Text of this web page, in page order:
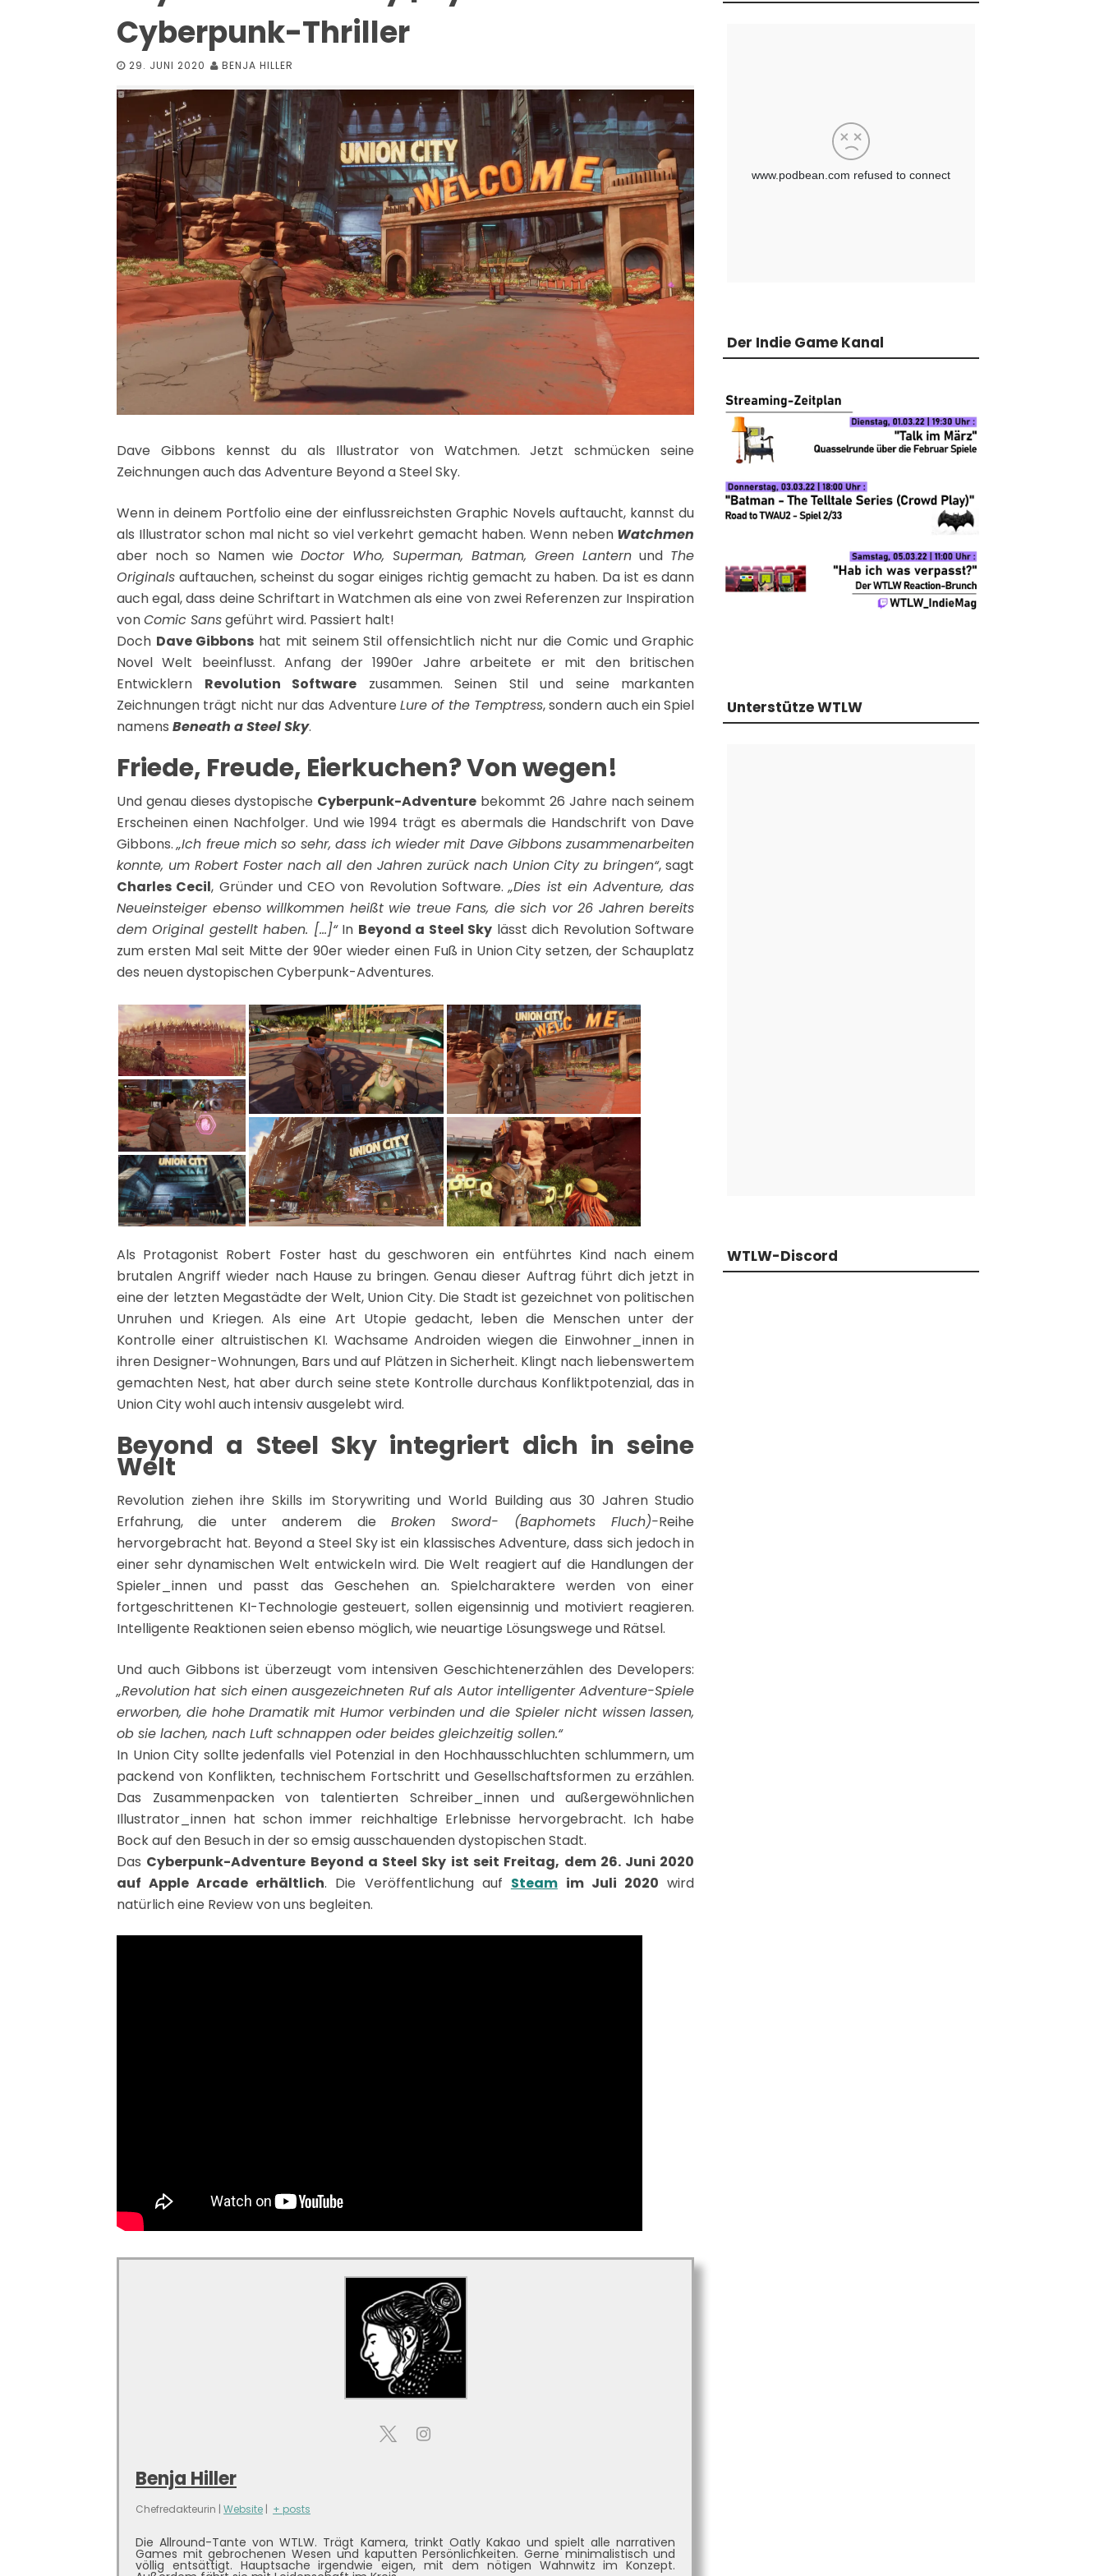
Cyberpunk-Thriller
29. JUNI 2020 BENJA HILLER
Dave Gibbons kennst du als Illustrator von Watchmen. Jetzt schmücken seine
Zeichnungen auch das Adventure Beyond a Steel Sky.
Wenn in deinem Portfolio eine der einflussreichsten Graphic Novels auftaucht, kannst du
als Illustrator schon mal nicht so viel verkehrt gemacht haben. Wenn neben Watchmen
aber noch so Namen wieDoctor Who, Superman, Batman, Green Lantern und The
Originals auftauchen, scheinst du sogar einiges richtig gemacht zu haben. Da ist es dann
auch egal, dass deine Schriftart in Watchmen als eine von zwei Referenzen zur Inspiration
vonComic Sansgeführt wird. Passiert halt!
Doch Dave Gibbons hat mit seinem Stil offensichtlich nicht nur die Comic und Graphic
Novel Welt beeinflusst. Anfang der 1990er Jahre arbeitete er mit den britischen
Entwicklern Revolution Software zusammen. Seinen Stil und seine markanten
Zeichnungen trägt nicht nur das Adventure Lure of the Temptress, sondern auch ein Spiel
namens Beneath a Steel Sky.
Friede, Freude, Eierkuchen? Von wegen!
Und genau dieses dystopische Cyberpunk-Adventure bekommt 26 Jahre nach seinem
Erscheinen einen Nachfolger. Und wie 1994 trägt es abermals die Handschrift von Dave
Gibbons.„Ich freue mich so sehr, dass ich wieder mit Dave Gibbons zusammenarbeiten
konnte, um Robert Foster nach all den Jahren zurück nach Union City zu bringen“, sagt
Charles Cecil, Gründer und CEO von Revolution Software.„Dies ist ein Adventure, das
Neueinsteiger ebenso willkommen heißt wie treue Fans, die sich vor 26 Jahren bereits
dem Original gestellt haben. […]“In Beyond a Steel Sky lässt dich Revolution Software
zum ersten Mal seit Mitte der 90er wieder einen Fuß in Union City setzen, der Schauplatz
des neuen dystopischen Cyberpunk-Adventures.
Als Protagonist Robert Foster hast du geschworen ein entführtes Kind nach einem
brutalen Angriff wieder nach Hause zu bringen. Genau dieser Auftrag führt dich jetzt in
eine der letzten Megastädte der Welt, Union City. Die Stadt ist gezeichnet von politischen
Unruhen und Kriegen. Als eine Art Utopie gedacht, leben die Menschen unter der
Kontrolle einer altruistischen KI. Wachsame Androiden wiegen die Einwohner_innen in
ihren Designer-Wohnungen, Bars und auf Plätzen in Sicherheit. Klingt nach liebenswertem
gemachten Nest, hat aber durch seine stete Kontrolle durchaus Konfliktpotenzial, das in
Union City wohl auch intensiv ausgelebt wird.
Beyond a Steel Sky integriert dich in seine
Welt
Revolution ziehen ihre Skills im Storywriting und World Building aus 30 Jahren Studio
Erfahrung, die unter anderem die Broken Sword- (Baphomets Fluch)-Reihe
hervorgebracht hat. Beyond a Steel Sky ist ein klassisches Adventure, dass sich jedoch in
einer sehr dynamischen Welt entwickeln wird. Die Welt reagiert auf die Handlungen der
Spieler_innen und passt das Geschehen an. Spielcharaktere werden von einer
fortgeschrittenen KI-Technologie gesteuert, sollen eigensinnig und motiviert reagieren.
Intelligente Reaktionen seien ebenso möglich, wie neuartige Lösungswege und Rätsel.
Und auch Gibbons ist überzeugt vom intensiven Geschichtenerzählen des Developers:
„Revolution hat sich einen ausgezeichneten Ruf als Autor intelligenter Adventure-Spiele
erworben, die hohe Dramatik mit Humor verbinden und die Spieler nicht wissen lassen,
ob sie lachen, nach Luft schnappen oder beides gleichzeitig sollen.“
In Union City sollte jedenfalls viel Potenzial in den Hochhausschluchten schlummern, um
packend von Konflikten, technischem Fortschritt und Gesellschaftsformen zu erzählen.
Das Zusammenpacken von talentierten Schreiber_innen und außergewöhnlichen
Illustrator_innen hat schon immer reichhaltige Erlebnisse hervorgebracht. Ich habe
Bock auf den Besuch in der so emsig ausschauenden dystopischen Stadt.
Das Cyberpunk-Adventure Beyond a Steel Sky ist seit Freitag, dem 26. Juni 2020
auf Apple Arcade erhältlich. Die Veröffentlichung auf Steam im Juli 2020 wird
natürlich eine Review von uns begleiten.
Benja Hiller
Chefredakteurin | Website | + posts
Die Allround-Tante von WTLW. Trägt Kamera, trinkt Oatly Kakao und spielt alle narrativen
Games mit gebrochenen Wesen und kaputten Persönlichkeiten. Gerne minimalistisch und
völlig entsättigt. Hauptsache irgendwie eigen, mit dem nötigen Wahnwitz im Konzept.
Der Indie Game Kanal
Unterstütze WTLW
WTLW-Discord